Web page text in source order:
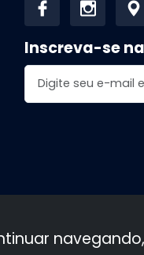
Inscreva-se
Endereço de